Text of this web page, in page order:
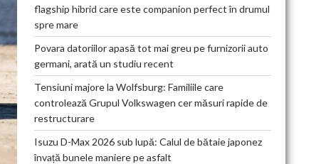
flagship hibrid care este companion perfect în drumul
spre mare
Povara datoriilor apasă tot mai greu pe furnizorii auto
germani, arată un studiu recent
Tensiuni majore la Wolfsburg: Familiile care
controlează Grupul Volkswagen cer măsuri rapide de
restructurare
Isuzu D-Max 2026 sub lupă: Calul de bătaie japonez
învață bunele maniere pe asfalt